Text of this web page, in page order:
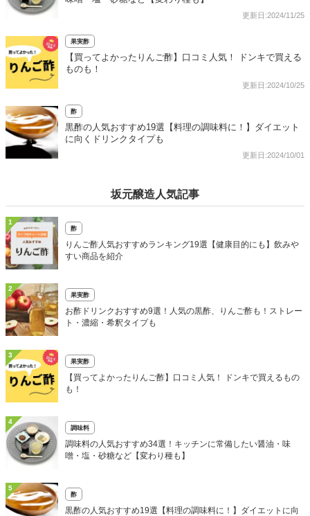
更新日:2024/11/25
果実酢
【買ってよかったりんご酢】口コミ人気！ ドンキで買える
ものも！
更新日:2024/10/25
酢
黒酢の人気おすすめ19選【料理の調味料に！】ダイエット
に向くドリンクタイプも
更新日:2024/10/01
坂元醸造人気記事
1
酢
りんご酢人気おすすめランキング19選【健康目的にも】飲みや
すい商品を紹介
2
果実酢
お酢ドリンクおすすめ9選！人気の黒酢、りんご酢も！ストレー
ト・濃縮・希釈タイプも
3
果実酢
【買ってよかったりんご酢】口コミ人気！ ドンキで買えるもの
も！
4
調味料
調味料の人気おすすめ34選！キッチンに常備したい醤油・味
噌・塩・砂糖など【変わり種も】
5
酢
黒酢の人気おすすめ19選【料理の調味料に！】ダイエットに向